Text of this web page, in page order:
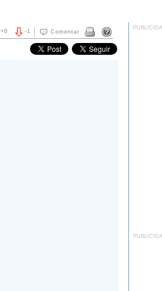
Comentar
-1
+0